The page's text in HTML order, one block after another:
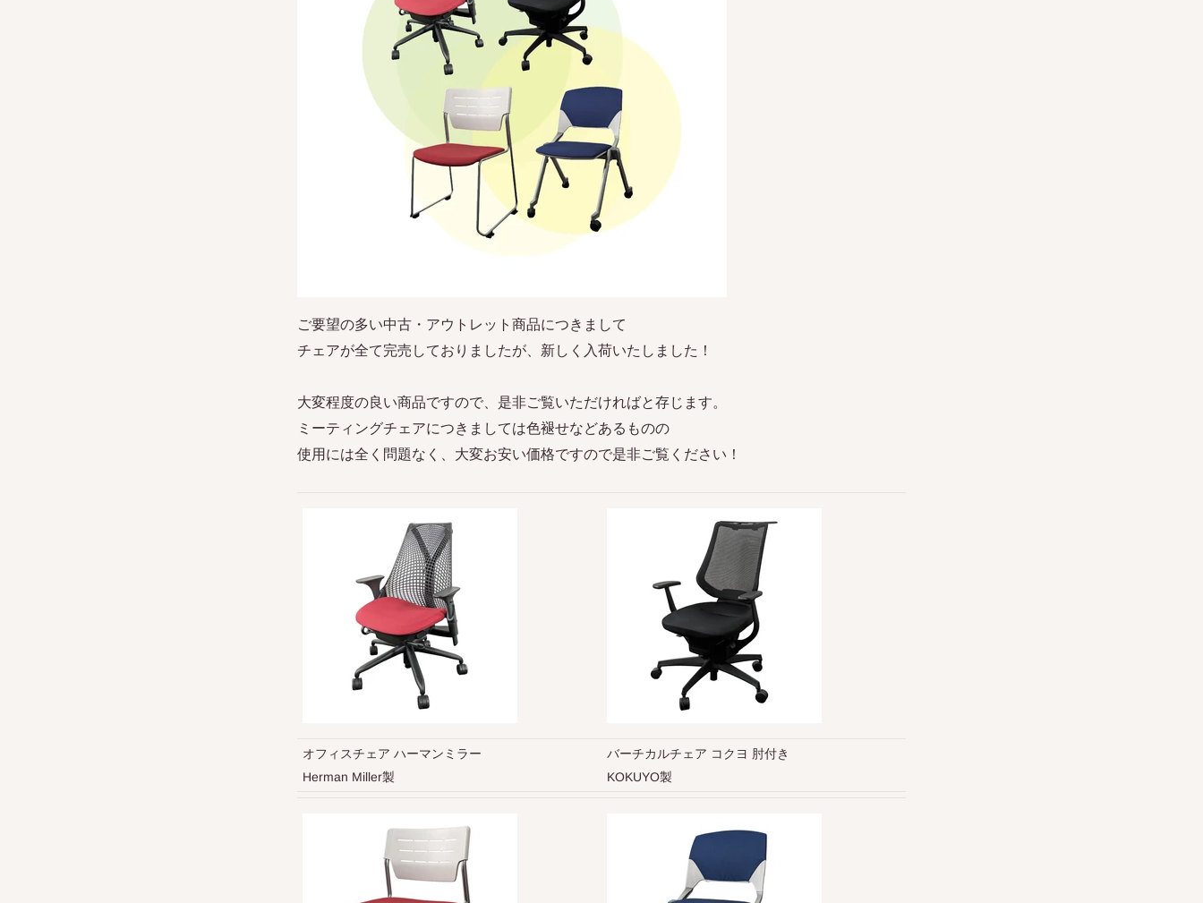
ご要望の多い中古・アウトレット商品につきまして
チェアが全て完売しておりましたが、新しく入荷いたしました！
大変程度の良い商品ですので、是非ご覧いただければと存じます。
ミーティングチェアにつきましては色褪せなどあるものの
使用には全く問題なく、大変お安い価格ですので是非ご覧ください！
オフィスチェア ハーマンミラー
Herman Miller製
バーチカルチェア コクヨ 肘付き
KOKUYO製